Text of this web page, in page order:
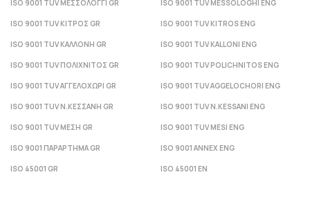
ISO 9001 TUV ΜΕΣΣΟΛΟΓΓΙ GR ISO 9001 TUV MESSOLOGHI ENG
ISO 9001 TUV ΚΙΤΡΟΣ GR ISO 9001 TUV KITROS ENG
ISO 9001 TUV ΚΑΛΛΟΝΗ GR ISO 9001 TUV KALLONI ENG
ISO 9001 TUV ΠΟΛΙΧΝΙΤΟΣ GR ISO 9001 TUV POLICHNITOS ENG
ISO 9001 TUV ΑΓΓΕΛΟΧΩΡΙ GR ISO 9001 TUV AGGELOCHORI ENG
ISO 9001 TUV Ν.ΚΕΣΣΑΝΗ GR ISO 9001 TUV N.KESSANI ENG
ISO 9001 TUV ΜΕΣΗ GR ISO 9001 TUV MESI ENG
ISO 9001 ΠΑΡΑΡΤΗΜΑ GR ISO 9001 ANNEX ENG
ISO 45001 GR ISO 45001 EN